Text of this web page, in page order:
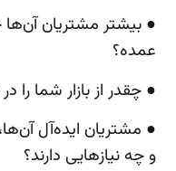
● بیشتر مشتریان آن‌ها
عمده؟
● چقدر از بازار شما را
● مشتریان ایده‌آل
و چه نیازهایی دارند؟